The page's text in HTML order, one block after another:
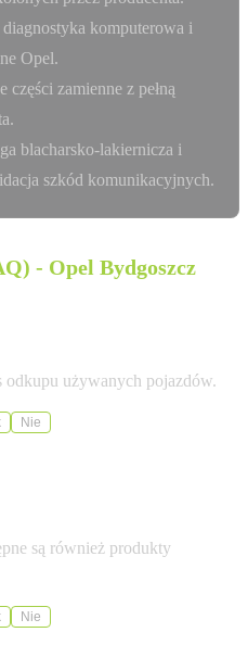
komputerowa i
Opel.
części zamienne z pełną
blacharsko-lakiernicza i
szkód komunikacyjnych.
- Opel Bydgoszcz
odkupu używanych pojazdów.
Nie
są również produkty
Nie